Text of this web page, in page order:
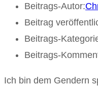
Beitrags-Autor:
Beitrag
Beitrags-
Beitrags-
Ich bin dem Gendern